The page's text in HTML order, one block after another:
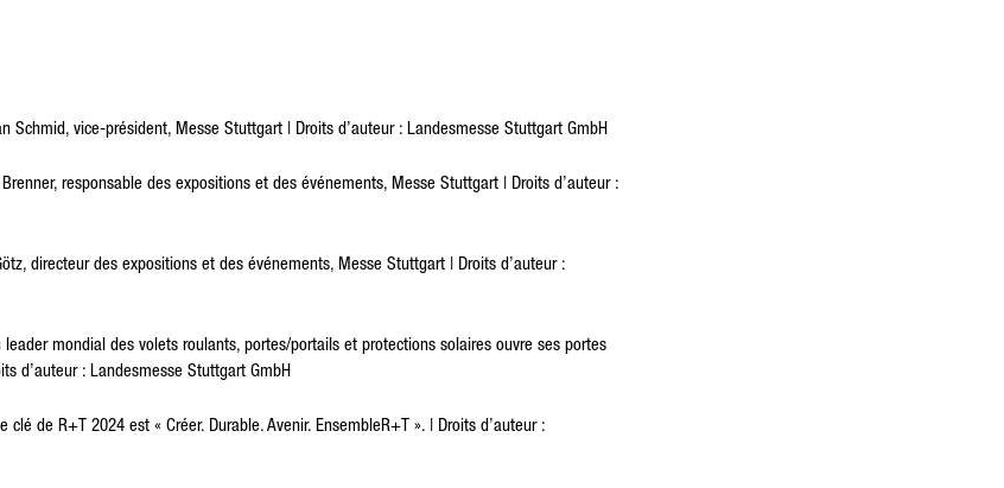
Schmid, vice-président, Messe Stuttgart | Droits d’auteur : Landesmesse Stuttgart GmbH
responsable des expositions et des événements, Messe Stuttgart | Droits d’auteur :
directeur des expositions et des événements, Messe Stuttgart | Droits d’auteur :
leader mondial des volets roulants, portes/portails et protections solaires ouvre ses portes
d’auteur : Landesmesse Stuttgart GmbH
clé de R+T 2024 est « Créer. Durable. Avenir. EnsembleR+T ». | Droits d’auteur :